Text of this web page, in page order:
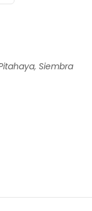
, Siembra